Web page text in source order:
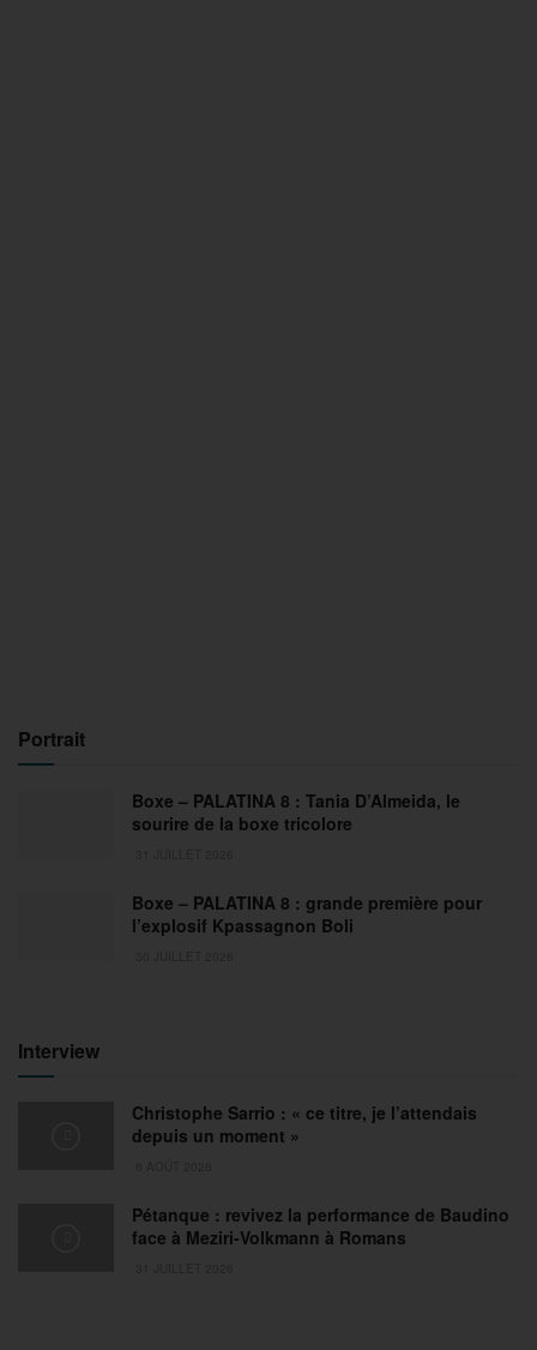
Portrait
Boxe – PALATINA 8 : Tania D’Almeida, le
sourire de la boxe tricolore
Boxe – PALATINA 8 : grande première pour
l’explosif Kpassagnon Boli
Interview
Christophe Sarrio : « ce titre, je l’attendais
depuis un moment »
Pétanque : revivez la performance de Baudino
face à Meziri-Volkmann à Romans